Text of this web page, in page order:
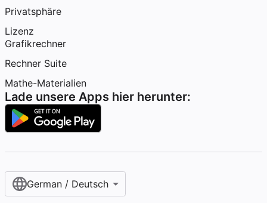
Privatsphäre
Lizenz
Grafikrechner
Rechner Suite
Mathe-Materialien
Lade unsere Apps hier herunter:
German / Deutsch